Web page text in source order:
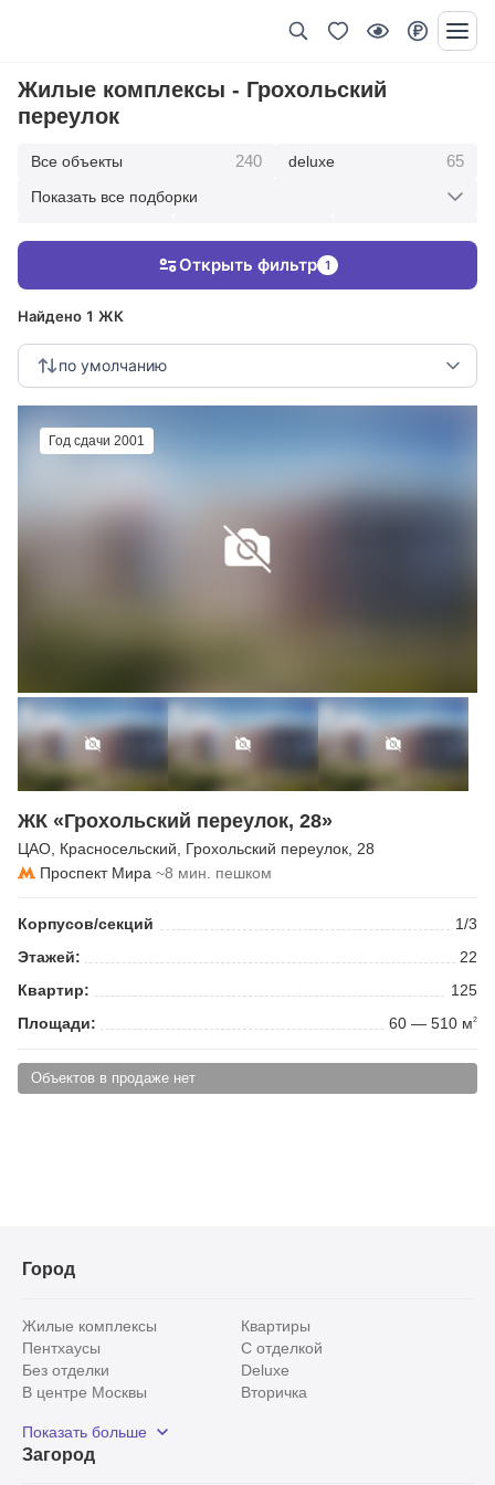
Жилые комплексы - Грохольский
переулок
Все объекты 240 deluxe 65
123 клубные дома
Показать все подборки
Найдено 1 ЖК
по умолчанию
Открыть фильтр 1
Год сдачи 2001
ЖК «Грохольский переулок, 28»
ЦАО Красносельский Грохольский переулок , 28
Проспект Мира ~8 мин. пешком
Корпусов/секций
1/3
Этажей:
22
Квартир:
125
Площади:
60 — 510 м2
Объектов в продаже нет
Город
Жилые комплексы
Квартиры
Пентхаусы
С отделкой
Без отделки
Deluxe
В центре Москвы
Вторичка
Рядом с парком
С панорамными окнами
Показать больше
Загород